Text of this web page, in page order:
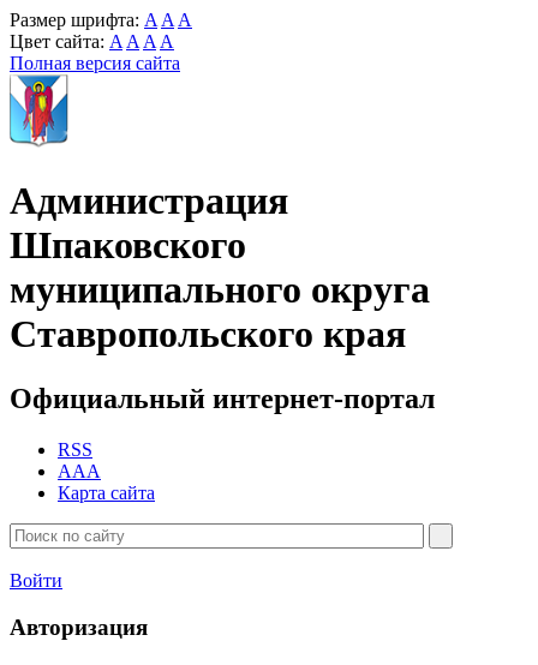
Размер шрифта: A A A
Цвет сайта: A A A A
Полная версия сайта
Администрация
Шпаковского
муниципального округа
Ставропольского края
Официальный интернет-портал
RSS
AAA
Карта сайта
Войти
Авторизация